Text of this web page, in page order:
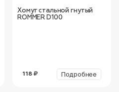
Хомут стальной гнутый
ROMMER D100
118 ₽ Подробнее